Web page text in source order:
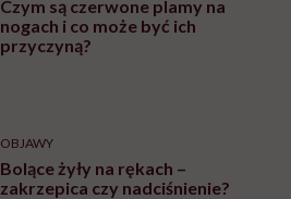
Czym są czerwone plamy na
nogach i co może być ich
przyczyną?
OBJAWY
Bolące żyły na rękach –
zakrzepica czy nadciśnienie?